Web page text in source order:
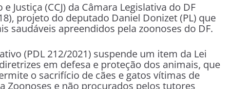
Justiça (CCJ) da Câmara Legislativa do DF
projeto do deputado Daniel Donizet (PL) que
saudáveis apreendidos pela zoonoses do DF.
(PDL 212/2021) suspende um item da Lei
em defesa e proteção dos animais, que
o sacrifício de cães e gatos vítimas de
Zoonoses e não procurados pelos tutores